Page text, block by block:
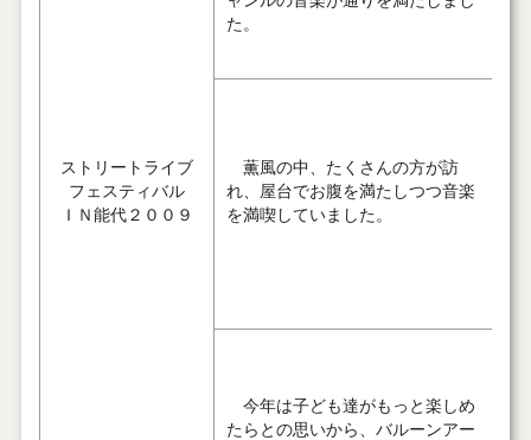
ストリートライブ
フェスティバル
ＩＮ能代２００９
た。
薫風の中、たくさんの方が訪
れ、屋台でお腹を満たしつつ音楽
を満喫していました。
今年は子ども達がもっと楽しめ
たらとの思いから、バルーンアー